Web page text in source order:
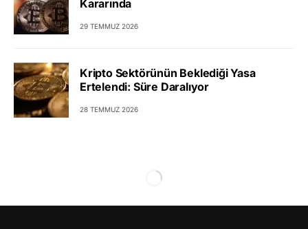
Kararında
29 TEMMUZ 2026
Kripto Sektörünün Beklediği Yasa
Ertelendi: Süre Daralıyor
28 TEMMUZ 2026